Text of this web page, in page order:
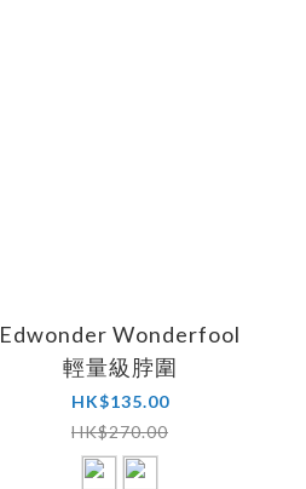
Edwonder Wonderfool
輕量級脖圍
HK$135.00
HK$270.00